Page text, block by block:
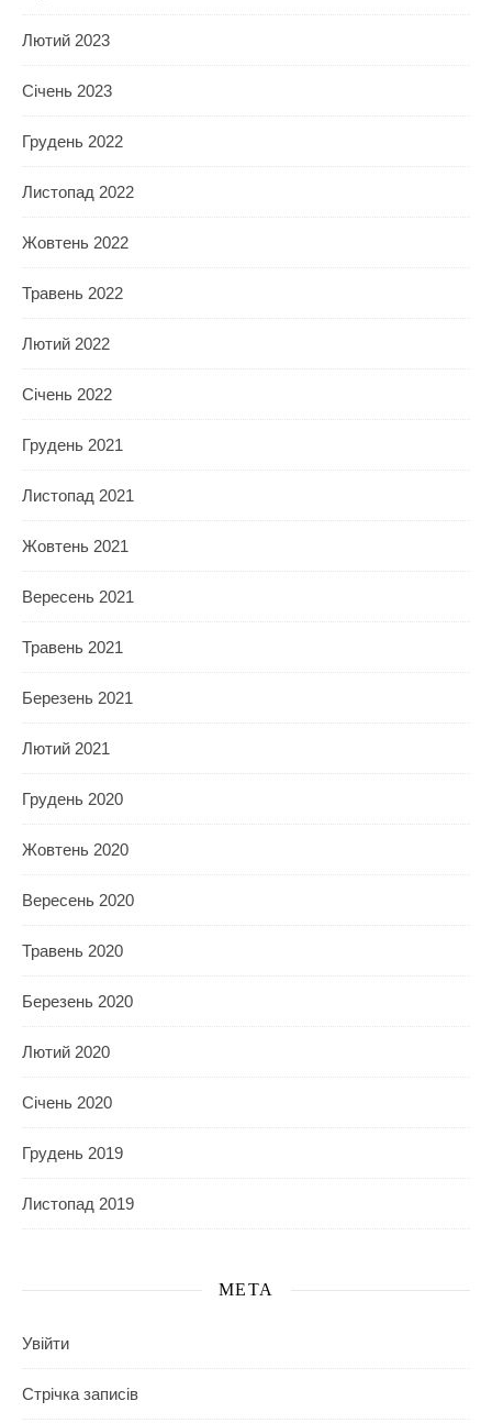
Лютий 2023
Січень 2023
Грудень 2022
Листопад 2022
Жовтень 2022
Травень 2022
Лютий 2022
Січень 2022
Грудень 2021
Листопад 2021
Жовтень 2021
Вересень 2021
Травень 2021
Березень 2021
Лютий 2021
Грудень 2020
Жовтень 2020
Вересень 2020
Травень 2020
Березень 2020
Лютий 2020
Січень 2020
Грудень 2019
Листопад 2019
МЕТА
Увійти
Стрічка записів